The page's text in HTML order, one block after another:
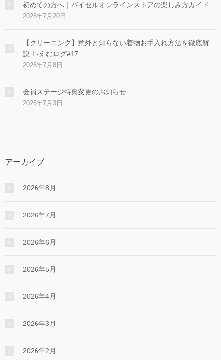
初めての方へ｜バイセルオンラインストアの楽しみ方ガイド
2026年7月20日
【クリーニング】意外と知らない着物お手入れ方法を徹底解
説！-えむログ#17
2026年7月8日
会員ステージ特典変更のお知らせ
2026年7月3日
アーカイブ
2026年8月
2026年7月
2026年6月
2026年5月
2026年4月
2026年3月
2026年2月